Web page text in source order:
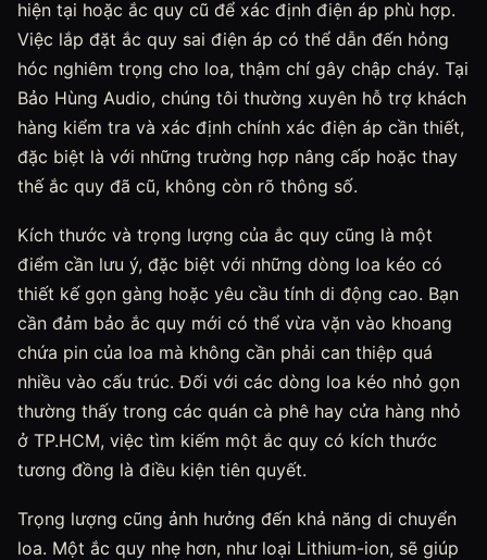
hiện tại hoặc ắc quy cũ để xác định điện áp phù hợp.
Việc lắp đặt ắc quy sai điện áp có thể dẫn đến hỏng
hóc nghiêm trọng cho loa, thậm chí gây chập cháy. Tại
Bảo Hùng Audio, chúng tôi thường xuyên hỗ trợ khách
hàng kiểm tra và xác định chính xác điện áp cần thiết,
đặc biệt là với những trường hợp nâng cấp hoặc thay
thế ắc quy đã cũ, không còn rõ thông số.
Kích thước và trọng lượng của ắc quy cũng là một
điểm cần lưu ý, đặc biệt với những dòng loa kéo có
thiết kế gọn gàng hoặc yêu cầu tính di động cao. Bạn
cần đảm bảo ắc quy mới có thể vừa vặn vào khoang
chứa pin của loa mà không cần phải can thiệp quá
nhiều vào cấu trúc. Đối với các dòng loa kéo nhỏ gọn
thường thấy trong các quán cà phê hay cửa hàng nhỏ
ở TP.HCM, việc tìm kiếm một ắc quy có kích thước
tương đồng là điều kiện tiên quyết.
Trọng lượng cũng ảnh hưởng đến khả năng di chuyển
loa. Một ắc quy nhẹ hơn, như loại Lithium-ion, sẽ giúp